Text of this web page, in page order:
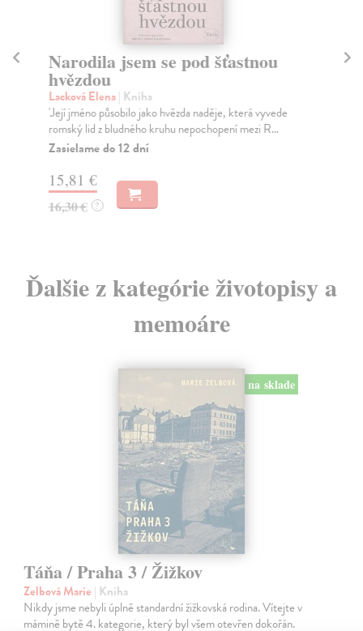
Narodila jsem se pod šťastnou
hvězdou
Lacková Elena| Kniha
'Její jméno působilo jako hvězda naděje, která vyvede
romský lid z bludného kruhu nepochopení mezi R...
Zasielame do 12 dní
15,81 €
16,30 € ?
Ďalšie z kategórie životopisy a
memoáre
na sklade
Táňa / Praha 3 / Žižkov
Zelbová Marie | Kniha
Nikdy jsme nebyli úplně standardní žižkovská rodina. Vítejte v
mámině bytě 4. kategorie, který byl všem otevřen dokořán.